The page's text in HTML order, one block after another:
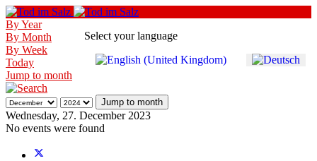
Select your language
By Year
By Month
By Week
Today
Jump to month
Jump to month
Wednesday, 27. December 2023
No events were found